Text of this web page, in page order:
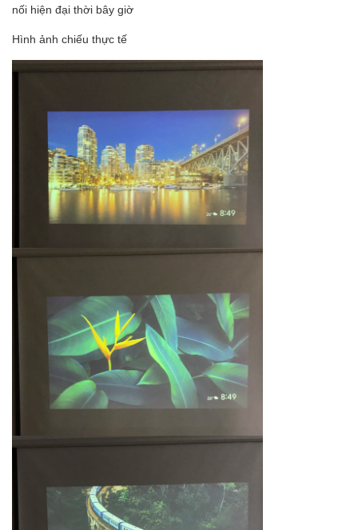
nối hiện đại thời bây giờ
Hình ảnh chiếu thực tế